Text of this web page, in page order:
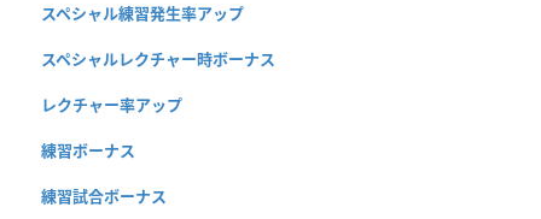
スペシャル練習発生率アップ
スペシャルレクチャー時ボーナス
レクチャー率アップ
練習ボーナス
練習試合ボーナス